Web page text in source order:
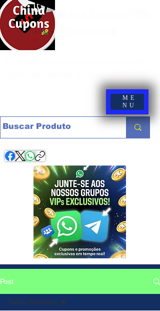
ME
NU
Post
Todos Produtos